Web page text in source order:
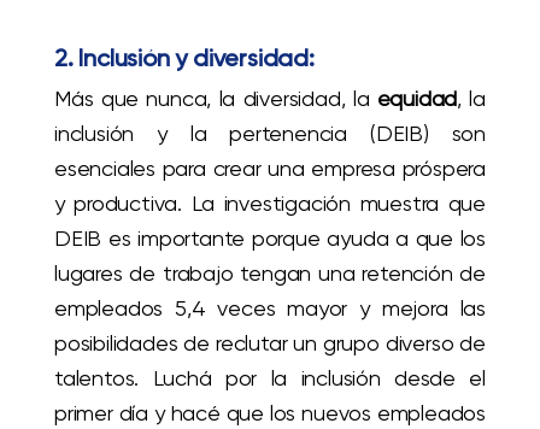
2. Inclusión y diversidad:
Más que nunca, la diversidad, la equidad, la
inclusión y la pertenencia (DEIB) son
esenciales para crear una empresa próspera
y productiva. La investigación muestra que
DEIB es importante porque ayuda a que los
lugares de trabajo tengan una retención de
empleados 5,4 veces mayor y mejora las
posibilidades de reclutar un grupo diverso de
talentos. Luchá por la inclusión desde el
primer día y hacé que los nuevos empleados